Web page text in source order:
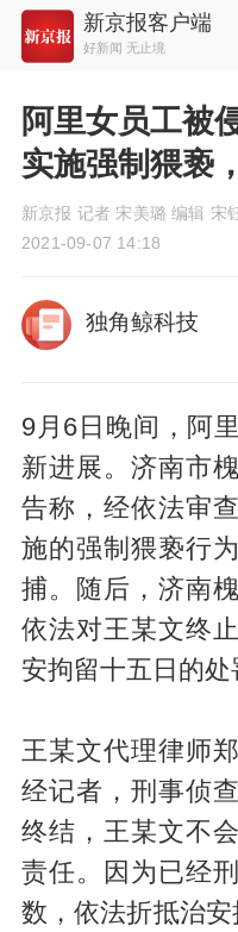
新京报客户端
好新闻 无止境
阿里女员工被
实施强制猥亵
新京报 记者 宋美璐 编辑 宋
2021-09-07 14:18
独角鲸科技
9月6日晚间，阿
新进展。济南市
告称，经依法审
施的强制猥亵行
捕。随后，济南
依法对王某文终
安拘留十五日的处
王某文代理律师
经记者，刑事侦
终结，王某文不
责任。因为已经
数，依法折抵治